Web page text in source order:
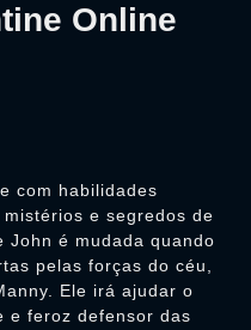
Online
com habilidades
e segredos de
John é mudada quando
pelas forças do céu,
Ele irá ajudar o
e feroz defensor das